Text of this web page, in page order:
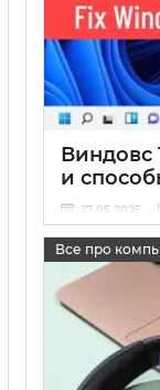
Виндовс
и
17 05 2025
Все про